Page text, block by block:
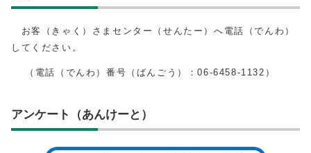
お客（きゃく）さまセンター（せんたー）へ電話（でんわ）
してください。
（電話（でんわ）番号（ばんごう）：06-6458-1132）
アンケート（あんけーと）